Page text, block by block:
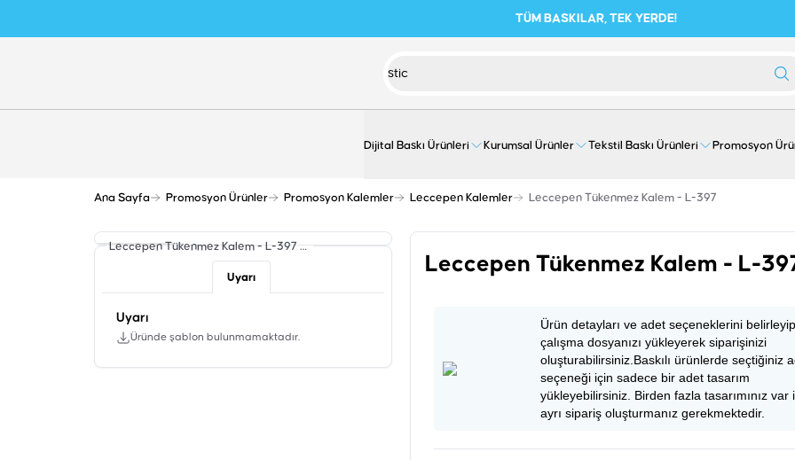
TÜM BASKILAR, TEK YERDE!
Dijital Baskı Ürünleri Kurumsal Ürünler Tekstil Baskı Ürünleri Promosyon
Ana Sayfa Promosyon Ürünler Promosyon Kalemler Leccepen Kalemler Leccepen Tükenmez Kalem - L-397
Leccepen Tükenmez Kalem - L-397 Şablon
Uyarı
Uyarı
Üründe şablon bulunmamaktadır.
Leccepen Tükenmez Kalem - L-
Ürün detayları ve adet seçeneklerini belirleyip
çalışma dosyanızı yükleyerek siparişinizi
oluşturabilirsiniz.Baskılı ürünlerde seçtiğiniz
seçeneği için sadece bir adet tasarım
yükleyebilirsiniz. Birden fazla tasarımınız var
ayrı sipariş oluşturmanız gerekmektedir.